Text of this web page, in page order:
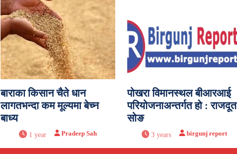
बाराका किसान चैते धान
लागतभन्दा कम मूल्यमा बेच्न
बाध्य
1 year Pradeep Sah
पोखरा विमानस्थल बीआरआई
परियोजनाअन्तर्गत हो : राजदूत
सोङ
3 years birgunj report